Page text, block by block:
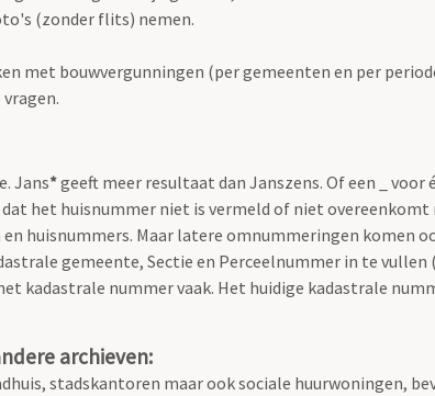
(zonder flits) nemen.
met bouwvergunningen (per gemeenten en per
Jans*geeft meer resultaat dan Janszens. Of een _
het huisnummer niet is vermeld of niet overeenkomt
huisnummers. Maar latere omnummeringen komen
gemeente, Sectie en Perceelnummer in te
kadastrale nummer vaak. Het huidige kadastrale
archieven:
stadskantoren maar ook sociale huurwoningen,